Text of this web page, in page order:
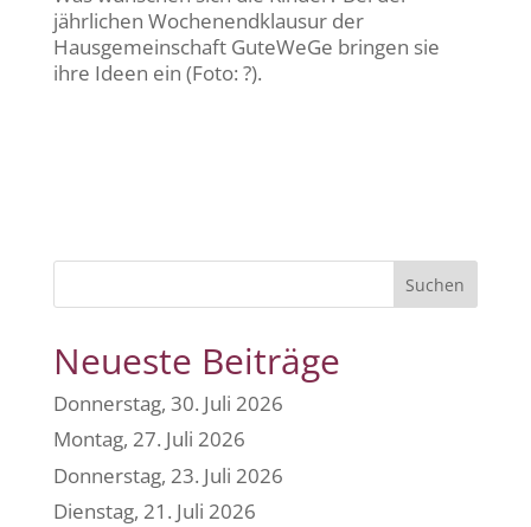
jährlichen Wochenendklausur der
Hausgemeinschaft GuteWeGe bringen sie
ihre Ideen ein (Foto: ?).
Suchen
Neueste Beiträge
Donnerstag, 30. Juli 2026
Montag, 27. Juli 2026
Donnerstag, 23. Juli 2026
Dienstag, 21. Juli 2026